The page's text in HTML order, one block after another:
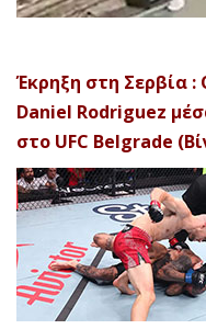
Έκρηξη στη Σερβία :
Daniel Rodriguez
στο UFC Belgrade